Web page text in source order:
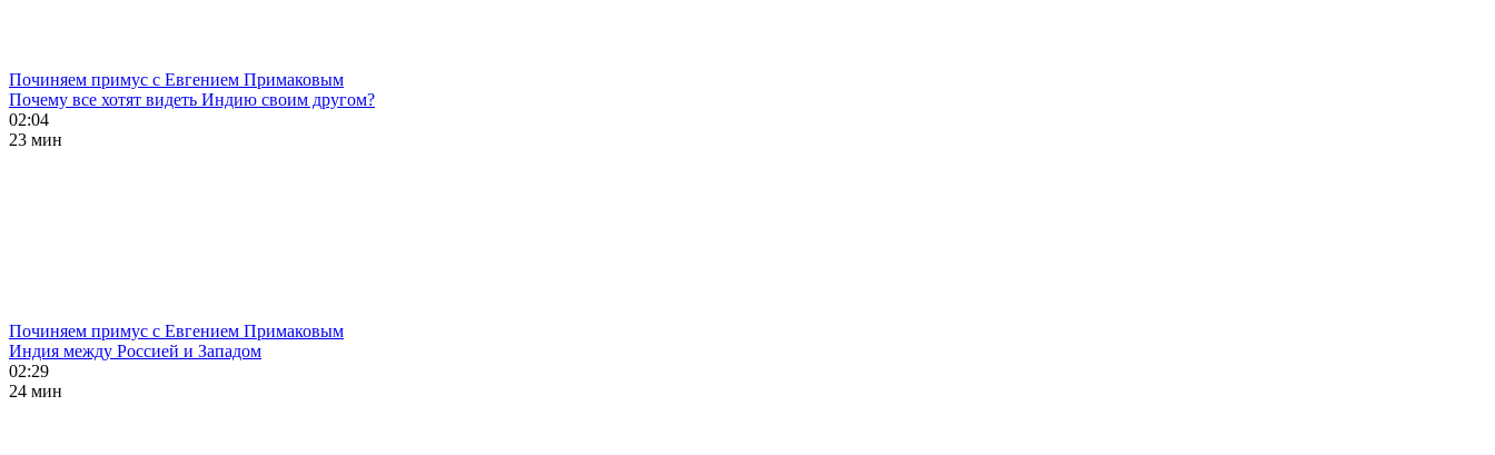
Починяем примус с Евгением Примаковым
Почему все хотят видеть Индию своим другом?
02:04
23 мин
Починяем примус с Евгением Примаковым
Индия между Россией и Западом
02:29
24 мин